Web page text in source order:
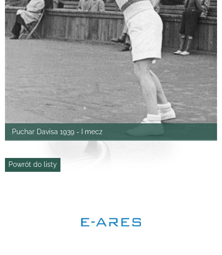
Puchar Davisa 1939 - I mecz
Powrót do listy